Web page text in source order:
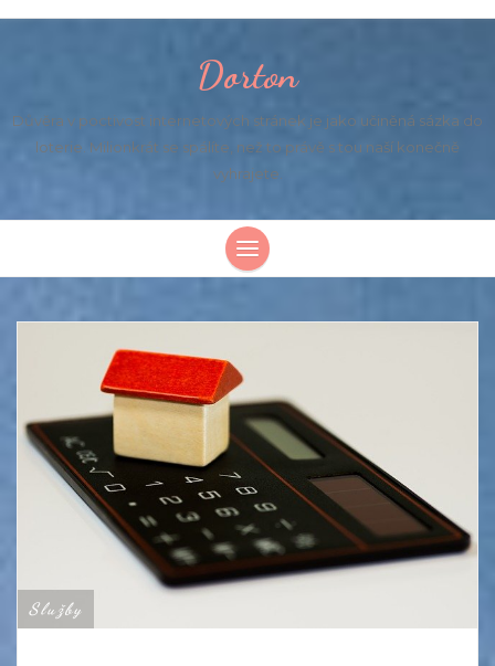
Dorton
Důvěra v poctivost internetových stránek je jako učiněná sázka do
loterie. Milionkrát se spálíte, než to právě s tou naší konečně
vyhrajete.
Služby